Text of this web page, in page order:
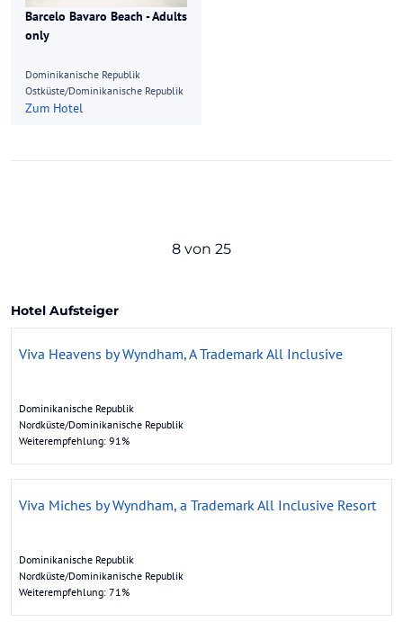
Barcelo Bavaro Beach - Adults
only
Dominikanische Republik
Ostküste/Dominikanische Republik
Zum Hotel
8 von 25
Hotel Aufsteiger
Viva Heavens by Wyndham, A Trademark All Inclusive
Dominikanische Republik
Nordküste/Dominikanische Republik
Weiterempfehlung: 91%
Viva Miches by Wyndham, a Trademark All Inclusive Resort
Dominikanische Republik
Nordküste/Dominikanische Republik
Weiterempfehlung: 71%